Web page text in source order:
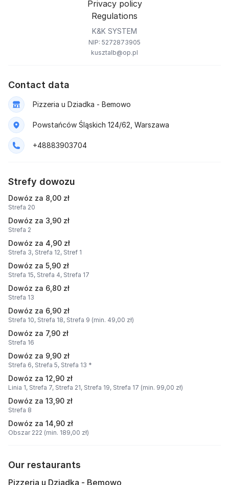
Privacy policy
Regulations
K&K SYSTEM
NIP: 5272873905
kusztalb@op.pl
Contact data
Pizzeria u Dziadka - Bemowo
Powstańców Śląskich 124/62, Warszawa
+48883903704
Strefy dowozu
Dowóz za 8,00 zł
Strefa 20
Dowóz za 3,90 zł
Strefa 2
Dowóz za 4,90 zł
Strefa 3, Strefa 12, Stref 1
Dowóz za 5,90 zł
Strefa 15, Strefa 4, Strefa 17
Dowóz za 6,80 zł
Strefa 13
Dowóz za 6,90 zł
Strefa 10, Strefa 18, Strefa 9 (min. 49,00 zł)
Dowóz za 7,90 zł
Strefa 16
Dowóz za 9,90 zł
Strefa 6, Strefa 5, Strefa 13 *
Dowóz za 12,90 zł
Linia 1, Strefa 7, Strefa 21, Strefa 19, Strefa 17 (min. 99,00 zł)
Dowóz za 13,90 zł
Strefa 8
Dowóz za 14,90 zł
Obszar 222 (min. 189,00 zł)
Our restaurants
Pizzeria u Dziadka - Bemowo